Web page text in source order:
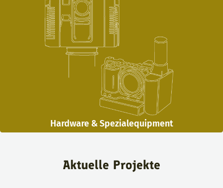
Hardware & Spezialequipment
Aktuelle Projekte